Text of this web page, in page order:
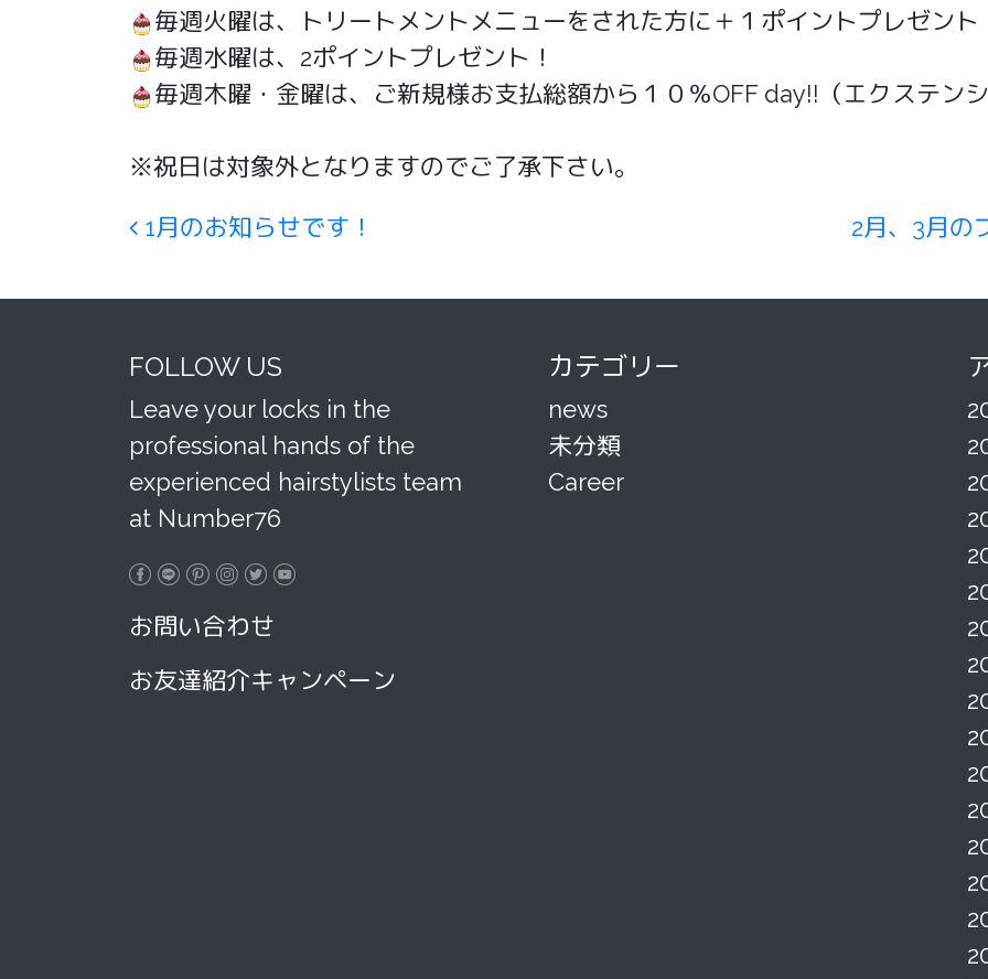
毎週火曜は、トリートメントメニューをされた方に＋１ポイントプレゼント
毎週水曜は、2ポイントプレゼント！
毎週木曜・金曜は、ご新規様お支払総額から１０％OFF day!!（エクステン
※祝日は対象外となりますのでご了承下さい。
Post navigation
1月のお知らせです！ 2月、3月の
FOLLOW US
Leave your locks in the
professional hands of the
experienced hairstylists team
at Number76
お問い合わせ
お友達紹介キャンペーン
カテゴリー
news
未分類
Career